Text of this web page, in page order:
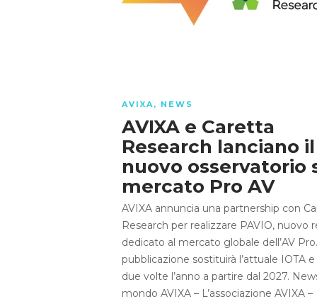
AVIXA, NEWS
AVIXA e Caretta
Research lanciano il
nuovo osservatorio
mercato Pro AV
AVIXA annuncia una partnership con
Research per realizzare PAVIO, nuovo
dedicato al mercato globale dell’AV
pubblicazione sostituirà l’attuale IOTA e
due volte l’anno a partire dal 2027.
mondo AVIXA – L’associazione AVIXA –